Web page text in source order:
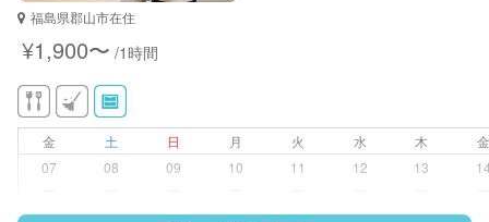
福島県郡山市在住
¥1,900〜 /1時間
金 土 日 月 火 水 木
07
08 09 10 11 12 13